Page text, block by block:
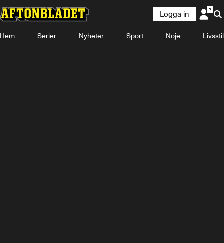
Logga in
Hem Serier Nyheter Sport Nöje Livsstil